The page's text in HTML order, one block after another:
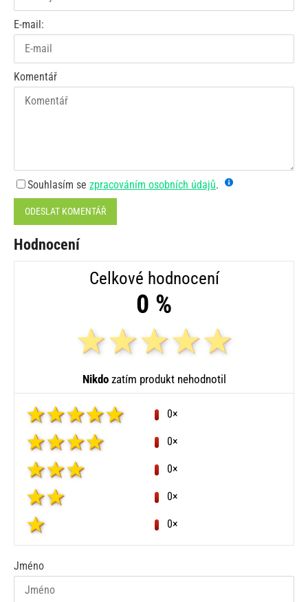
E-mail:
Komentář
Souhlasím se zpracováním osobních údajů.
ODESLAT KOMENTÁŘ
Hodnocení
Celkové hodnocení
0 %
Nikdozatím produkt nehodnotil
0×
0×
0×
0×
0×
Jméno